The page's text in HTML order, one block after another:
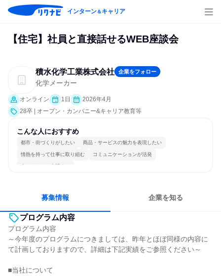
インターン＆キャリア
【住宅】社員と直接話せるWEB座談会
積水化学工業株式会社 企業をフォロー
化学メーカー
オンライン 1日
2026年4月
28卒 | オープン・カンパニー&キャリア教育等
こんな人におすすめ
都市・街づくりがしたい 商品・サービスの魅力を表現したい
情熱を持って仕事に取り組む コミュニケーションが活発
人とたくさん会話する
募集情報 企業を知る
プログラム内容
プログラム内容
～今年度のプログラムにつきましては、昨年とほぼ同様の内容に
て計画しておりますので、詳細は下記実績をご参照ください～
■当社について